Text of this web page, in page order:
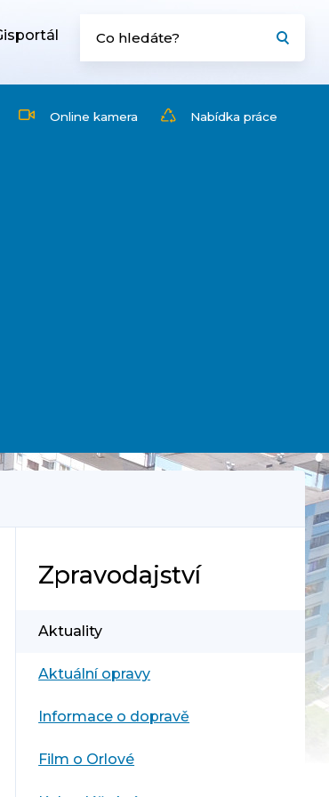
Online kamera Nabídka práce
Zpravodajství
Aktuality
Aktuální opravy
Informace o dopravě
Film o Orlové